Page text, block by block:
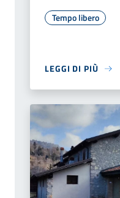
Tempo libero
LEGGI DI PIÙ